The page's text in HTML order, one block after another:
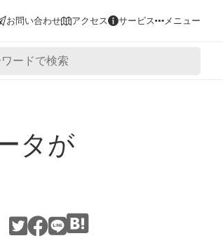
お問い合わせ アクセス サービス メニュー
タが